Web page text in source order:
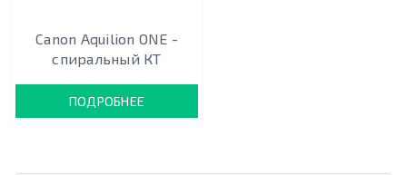
Canon Aquilion ONE -
спиральный КТ
ПОДРОБНЕЕ